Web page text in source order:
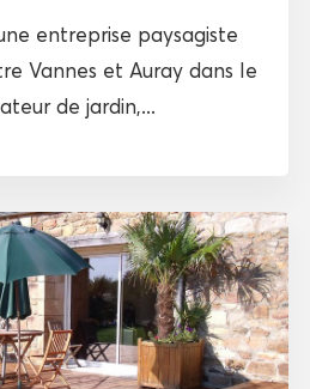
entreprise paysagiste
Vannes et Auray dans le
de jardin,...